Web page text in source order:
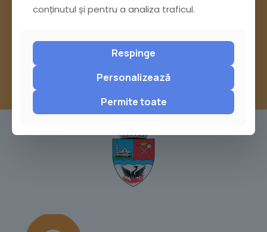
conținutul și pentru a analiza traficul.
Respinge
Personalizează
Permite toate